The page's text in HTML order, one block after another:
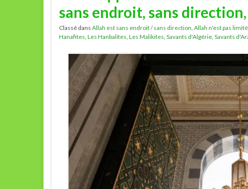
sans endroit, sans
Classé dans Allah est sans endroit / sans direction, Allah n'est pas limité
Hanafites, Les Hanbalites, Les Malikites, Savants d'Algérie, Savants